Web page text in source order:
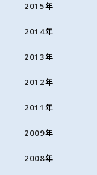
2015年
2014年
2013年
2012年
2011 年
2009年
2008年